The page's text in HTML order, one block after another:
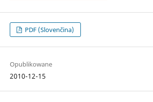
PDF (Slovenčina)
Opublikowane
2010-12-15